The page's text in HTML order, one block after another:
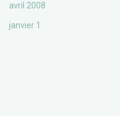
avril 2008
janvier 1